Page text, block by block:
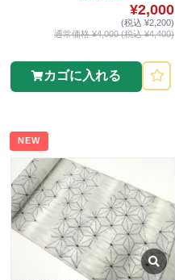
¥2,000
(税込 ¥2,200)
通常価格 ¥4,000 (税込 ¥4,400)
カゴに入れる
NEW